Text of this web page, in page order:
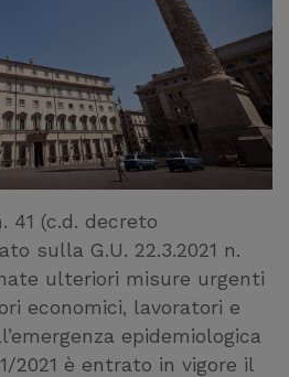
41 (c.d. decreto
sulla G.U. 22.3.2021 n.
ulteriori misure urgenti
economici, lavoratori e
epidemiologica
2021 è entrato in vigore il